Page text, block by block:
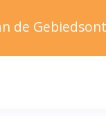
de